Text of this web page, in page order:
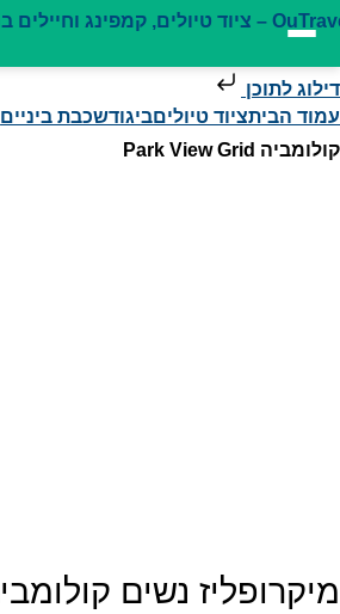
דילוג לתוכן
עמוד הביתציוד טיוליםביגודשכבת ביניים
קולומביה Park View Grid